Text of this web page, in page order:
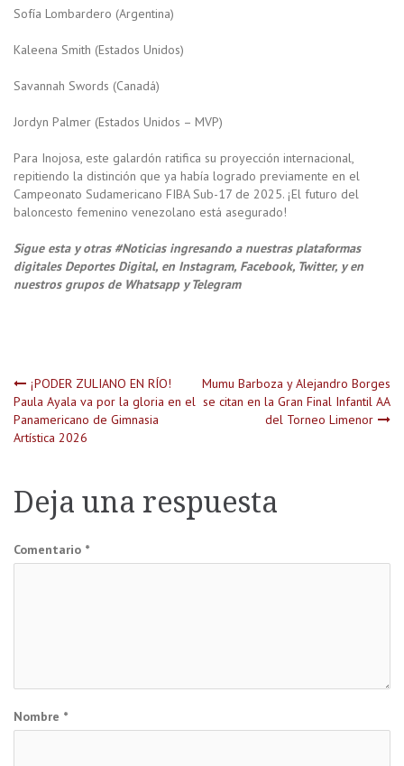
Sofía Lombardero (Argentina)
Kaleena Smith (Estados Unidos)
Savannah Swords (Canadá)
Jordyn Palmer (Estados Unidos – MVP)
Para Inojosa, este galardón ratifica su proyección internacional,
repitiendo la distinción que ya había logrado previamente en el
Campeonato Sudamericano FIBA Sub-17 de 2025. ¡El futuro del
baloncesto femenino venezolano está asegurado!
Sigue esta y otras #Noticias ingresando a nuestras plataformas
digitales Deportes Digital, en Instagram, Facebook, Twitter, y en
nuestros grupos de Whatsapp y Telegram
Navegación
de
¡PODER ZULIANO EN RÍO!
Paula Ayala va por la gloria en el
Panamericano de Gimnasia
Artística 2026
Mumu Barboza y Alejandro Borges
se citan en la Gran Final Infantil AA
del Torneo Limenor
Deja una respuesta
Comentario *
Nombre *